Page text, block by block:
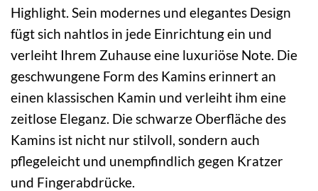
Highlight. Sein modernes und elegantes Design
fügt sich nahtlos in jede Einrichtung ein und
verleiht Ihrem Zuhause eine luxuriöse Note. Die
geschwungene Form des Kamins erinnert an
einen klassischen Kamin und verleiht ihm eine
zeitlose Eleganz. Die schwarze Oberfläche des
Kamins ist nicht nur stilvoll, sondern auch
pflegeleicht und unempfindlich gegen Kratzer
und Fingerabdrücke.